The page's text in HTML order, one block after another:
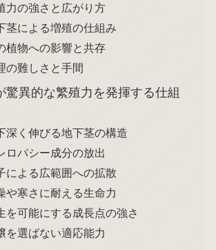
力の強さと広がり方
茎による増殖の仕組み
植物への影響と共存
の難しさと手間
驚異的な繁殖力を発揮する仕組
深く伸びる地下茎の構造
ロパシー成分の放出
による広範囲への拡散
や寒さに耐える生命力
を可能にする成長点の強さ
を選ばない適応能力